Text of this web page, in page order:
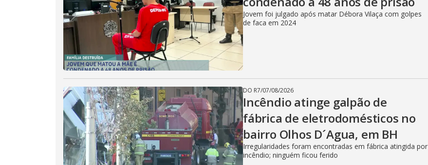
Jovem foi julgado após matar Débora Vilaça com golpes
de faca em 2024
DO R7/07/08/2026
Incêndio atinge galpão de
fábrica de eletrodomésticos no
bairro Olhos D´Agua, em BH
Irregularidades foram encontradas em fábrica atingida por
incêndio; ninguém ficou ferido